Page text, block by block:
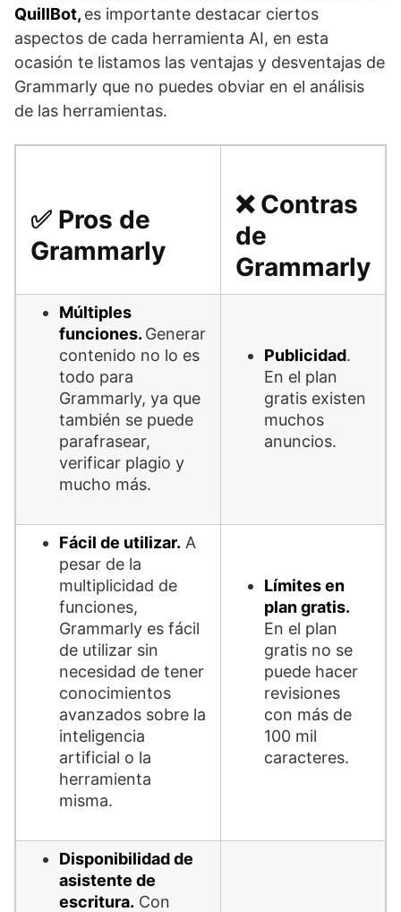
QuillBot, es importante destacar ciertos
aspectos de cada herramienta AI, en esta
ocasión te listamos las ventajas y desventajas de
Grammarly que no puedes obviar en el análisis
de las herramientas.
✅ Pros de
Grammarly
❌ Contras
de
Grammarly
Múltiples
funciones. Generar
contenido no lo es
todo para
Grammarly, ya que
también se puede
parafrasear,
verificar plagio y
mucho más.
Publicidad.
En el plan
gratis existen
muchos
anuncios.
Fácil de utilizar. A
pesar de la
multiplicidad de
funciones,
Grammarly es fácil
de utilizar sin
necesidad de tener
conocimientos
avanzados sobre la
inteligencia
artificial o la
herramienta
misma.
Límites en
plan gratis.
En el plan
gratis no se
puede hacer
revisiones
con más de
100 mil
caracteres.
Disponibilidad de
asistente de
escritura. Con